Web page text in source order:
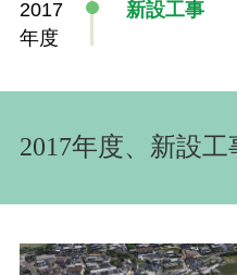
2017
年度
新設工事
2017年度、新設工